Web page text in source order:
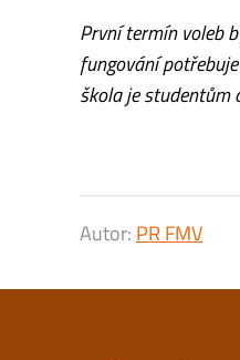
První termín voleb
fungování
škola je studentům
Autor: PR FMV